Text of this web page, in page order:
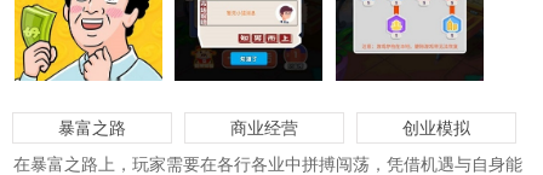
暴富之路 商业经营
创业模拟
在暴富之路上，玩家需要在各行各业中拼搏闯荡，凭借机遇与自身能